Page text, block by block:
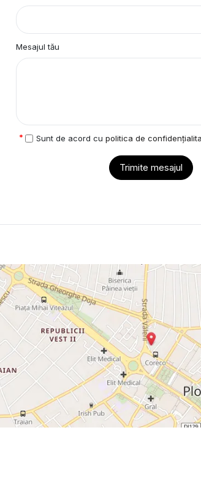
Mesajul tău
Sunt de acord cu politica de
Trimite mesajul